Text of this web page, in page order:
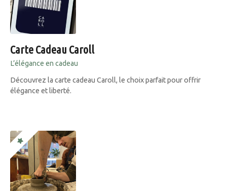
Carte Cadeau Caroll
L’élégance en cadeau
Découvrez la carte cadeau Caroll, le choix parfait pour offrir
élégance et liberté.